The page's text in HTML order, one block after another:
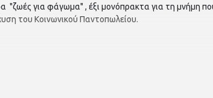
για φάγωμα" , έξι μονόπρακτα για τη μνήμη
του Κοινωνικού Παντοπωλείου.